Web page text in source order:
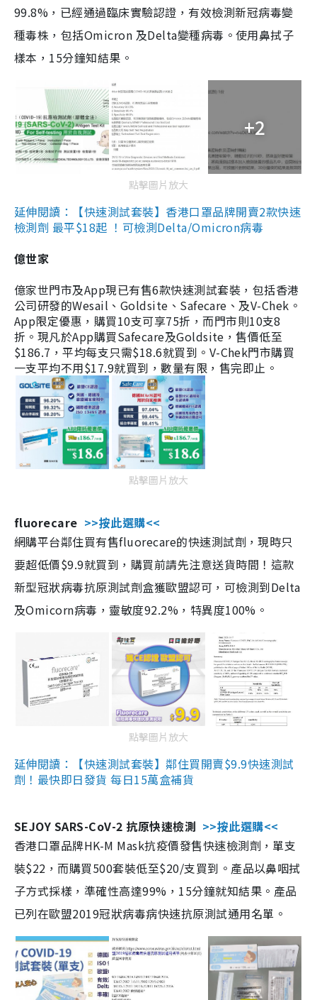
99.8%，已經通過臨床實驗認證，有效檢測新冠病毒變
種毒株，包括Omicron 及Delta變種病毒。使用鼻拭子
樣本，15分鐘知結果。
+2
點擊圖片放大
延伸閱讀：【快速測試套裝】香港口罩品牌開賣2款快速
檢測劑 最平$18起 ！可檢測Delta/Omicron病毒
億世家
億家世門市及App現已有售6款快速測試套裝，包括香港
公司研發的Wesail、Goldsite、Safecare、及V-Chek。
App限定優惠，購買10支可享75折，而門市則10支8
折。現凡於App購買Safecare及Goldsite，售價低至
$186.7，平均每支只需$18.6就買到。V-Chek門市購買
一支平均不用$17.9就買到，數量有限，售完即止。
點擊圖片放大
fluorecare >>按此選購<<
網購平台鄰住買有售fluorecare的快速測試劑，現時只
要超低價$9.9就買到，購買前請先注意送貨時間！這款
新型冠狀病毒抗原測試劑盒獲歐盟認可，可檢測到Delta
及Omicorn病毒，靈敏度92.2%，特異度100%。
點擊圖片放大
延伸閱讀：【快速測試套裝】鄰住買開賣$9.9快速測試
劑！最快即日發貨 每日15萬盒補貨
SEJOY SARS-CoV-2 抗原快速檢測 >>按此選購<<
香港口罩品牌HK-M Mask抗疫價發售快速檢測劑，單支
裝$22，而購買500套裝低至$20/支買到。產品以鼻咽拭
子方式採樣，準確性高達99%，15分鐘就知結果。產品
已列在歐盟2019冠狀病毒病快速抗原測試通用名單。